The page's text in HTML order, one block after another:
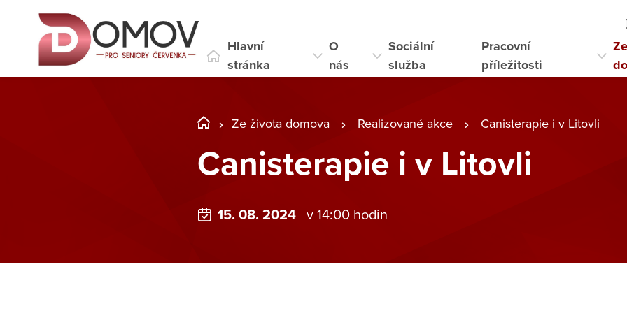
Hlavní
stránka
O
nás
Sociální
služba
Pracovní
příležitosti
Ze života domova Realizované akce Canisterapie i v Litovli
Canisterapie i v Litovli
15. 08. 2024 v 14:00 hodin